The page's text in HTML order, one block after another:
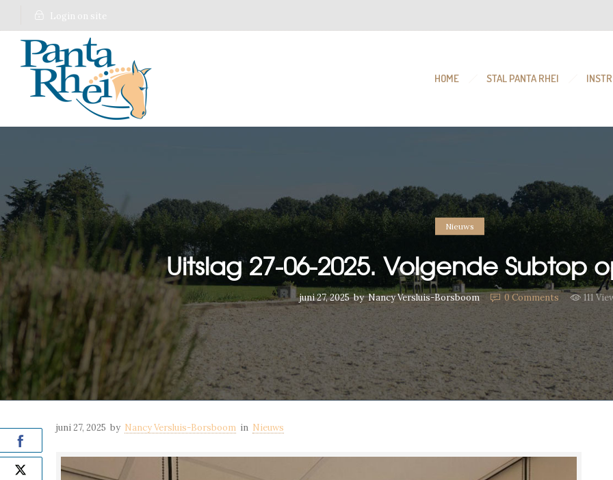
Login on site
HOME STAL PANTA RHEI
Nieuws
Uitslag 27-06-2025. Volgende Subtop
juni 27, 2025 by Nancy Versluis-Borsboom 0 Comments 111
juni 27, 2025 by Nancy Versluis-Borsboom in Nieuws